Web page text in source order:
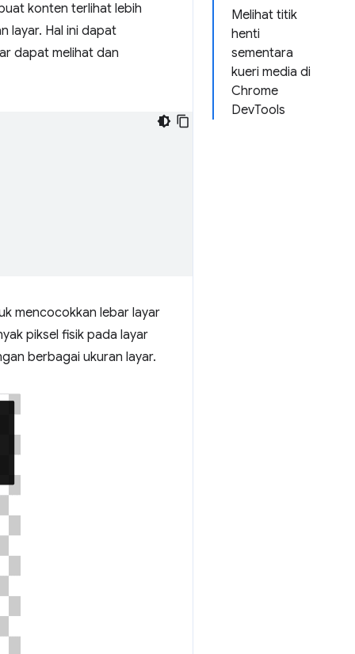
Melihat titik
henti
sementara
kueri media di
Chrome
DevTools
konten terlihat lebih
layar. Hal ini dapat
dapat melihat dan
mencocokkan lebar layar
piksel fisik pada layar
berbagai ukuran layar.